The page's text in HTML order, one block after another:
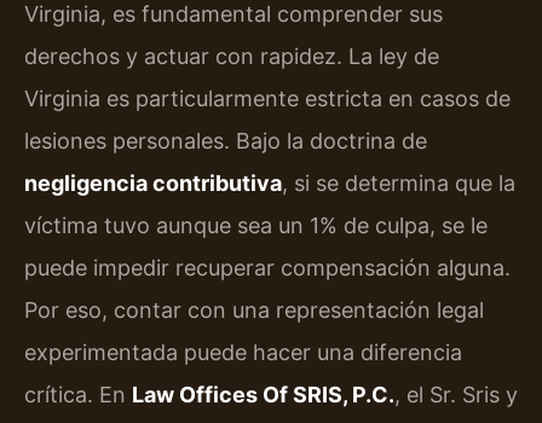
Virginia, es fundamental comprender sus
derechos y actuar con rapidez. La ley de
Virginia es particularmente estricta en casos de
lesiones personales. Bajo la doctrina de
negligencia contributiva, si se determina que la
víctima tuvo aunque sea un 1% de culpa, se le
puede impedir recuperar compensación alguna.
Por eso, contar con una representación legal
experimentada puede hacer una diferencia
crítica. En Law Offices Of SRIS, P.C., el Sr. Sris y